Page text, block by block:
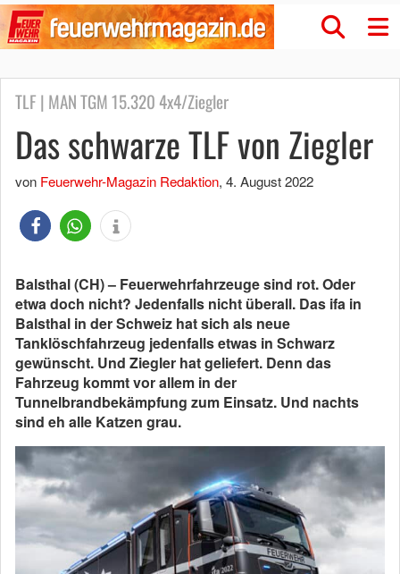
TLF | MAN TGM 15.320 4x4/Ziegler
Das schwarze TLF von Ziegler
von Feuerwehr-Magazin Redaktion, 4. August 2022
Balsthal (CH) – Feuerwehrfahrzeuge sind rot. Oder
etwa doch nicht? Jedenfalls nicht überall. Das ifa in
Balsthal in der Schweiz hat sich als neue
Tanklöschfahrzeug jedenfalls etwas in Schwarz
gewünscht. Und Ziegler hat geliefert. Denn das
Fahrzeug kommt vor allem in der
Tunnelbrandbekämpfung zum Einsatz. Und nachts
sind eh alle Katzen grau.